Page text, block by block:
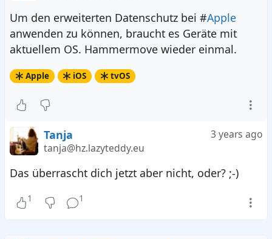
Um den erweiterten Datenschutz bei #Apple
anwenden zu können, braucht es Geräte mit
aktuellem OS. Hammermove wieder einmal.
Apple iOS tvOS
3 years ago
Tanja
tanja@hz.lazyteddy.eu
Das überrascht dich jetzt aber nicht, oder? ;-)
1 1